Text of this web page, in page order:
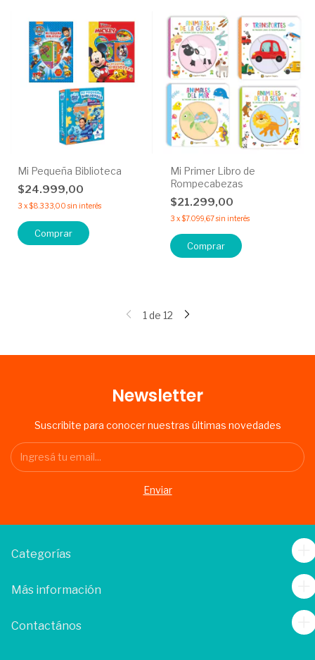
Mi Pequeña Biblioteca
$24.999,00
3 x$8.333,00 sin interés
Comprar
Mi Primer Libro de
Rompecabezas
$21.299,00
3 x$7.099,67sin interés
Comprar
1 de 12
Newsletter
Suscribite para conocer nuestras últimas novedades
Categorías
Más información
Contactános